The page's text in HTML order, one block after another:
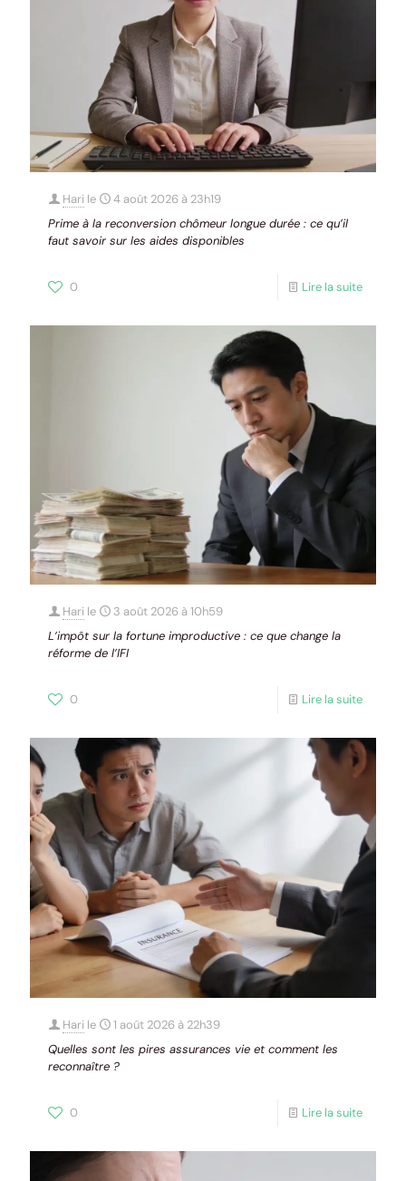
Hari le
4 août 2026 à 23h19
Prime à la reconversion chômeur longue durée : ce qu’il
faut savoir sur les aides disponibles
0 Lire la suite
Hari le
3 août 2026 à 10h59
L’impôt sur la fortune improductive : ce que change la
réforme de l’IFI
0 Lire la suite
Hari le
1 août 2026 à 22h39
Quelles sont les pires assurances vie et comment les
reconnaître ?
0 Lire la suite